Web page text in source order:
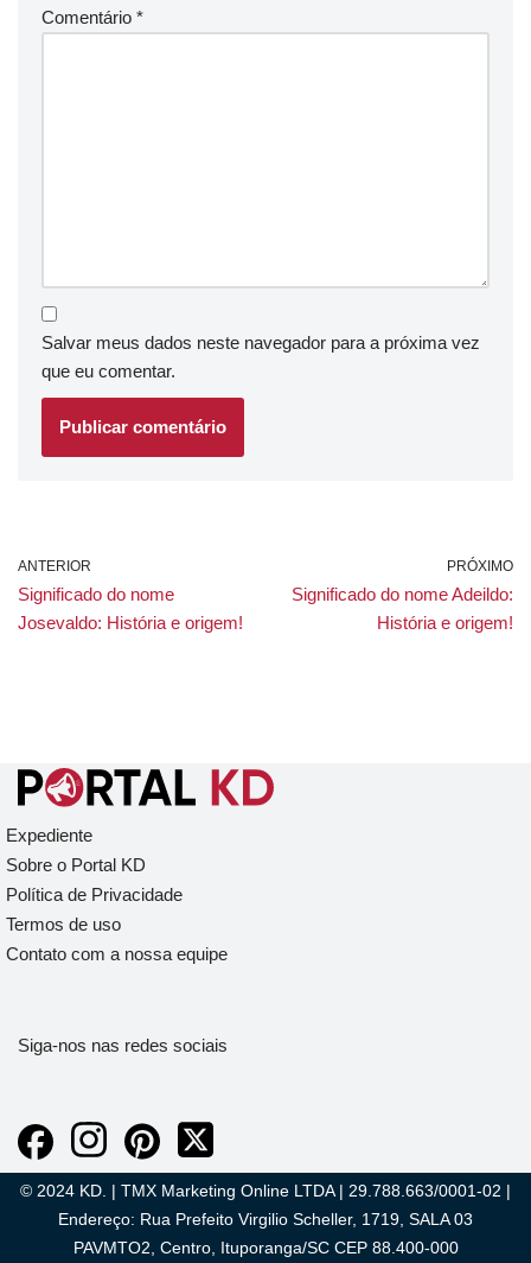
Comentário *
Salvar meus dados neste navegador para a próxima vez
que eu comentar.
ANTERIOR
Significado do nome
Josevaldo: História e origem!
PRÓXIMO
Significado do nome Adeildo:
História e origem!
Expediente
Sobre o Portal KD
Política de Privacidade
Termos de uso
Contato com a nossa equipe
Siga-nos nas redes sociais
© 2024 KD. | TMX Marketing Online LTDA | 29.788.663/0001-02 |
Endereço: Rua Prefeito Virgilio Scheller, 1719, SALA 03
PAVMTO2, Centro, Ituporanga/SC CEP 88.400-000